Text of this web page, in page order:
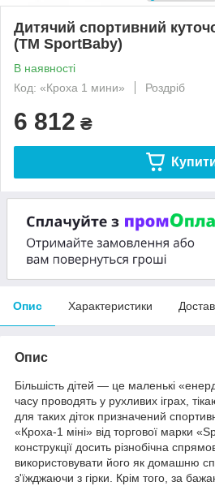
Дитячий спортивний
(ТМ SportBaby)
В наявності
Код: «Кроха 1 мини»
Роздріб
6 812 ₴
Опис Характеристики
Опис
Більшість дітей — це маленькі
часу проводять у рухливих іграх,
для таких діток призначений
«Кроха-1 міні» від торгової марки
конструкції досить різнобічна
використовувати його як домашню
з'їжджаючи з гірки. Крім того, за